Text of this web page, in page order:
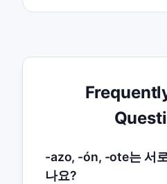
-azo, -ón, -ote는 서
나요?